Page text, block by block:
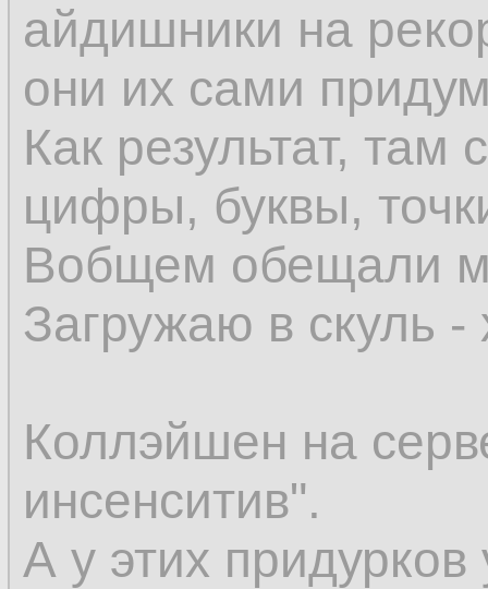
айдишники на
они их сами
Как результат, там
цифры, буквы,
Вобщем обещали
Загружаю в скуль -
Коллэйшен на
инсенситив".
А у этих